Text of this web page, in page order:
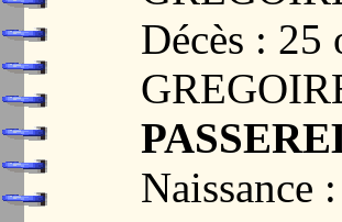
Décès :
Naissance